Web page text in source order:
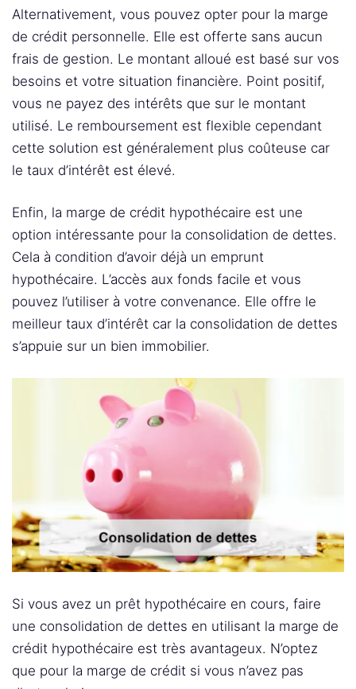
Alternativement, vous pouvez opter pour la marge
de crédit personnelle. Elle est offerte sans aucun
frais de gestion. Le montant alloué est basé sur vos
besoins et votre situation financière. Point positif,
vous ne payez des intérêts que sur le montant
utilisé. Le remboursement est flexible cependant
cette solution est généralement plus coûteuse car
le taux d’intérêt est élevé.
Enfin, la marge de crédit hypothécaire est une
option intéressante pour la consolidation de dettes.
Cela à condition d’avoir déjà un emprunt
hypothécaire. L’accès aux fonds facile et vous
pouvez l’utiliser à votre convenance. Elle offre le
meilleur taux d’intérêt car la consolidation de dettes
s’appuie sur un bien immobilier.
Si vous avez un prêt hypothécaire en cours, faire
une consolidation de dettes en utilisant la marge de
crédit hypothécaire est très avantageux. N’optez
que pour la marge de crédit si vous n’avez pas